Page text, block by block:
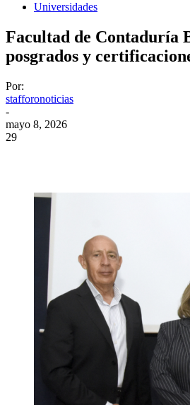
Universidades
Facultad de Contaduría
posgrados y
Por:
stafforonoticias
-
mayo 8, 2026
29